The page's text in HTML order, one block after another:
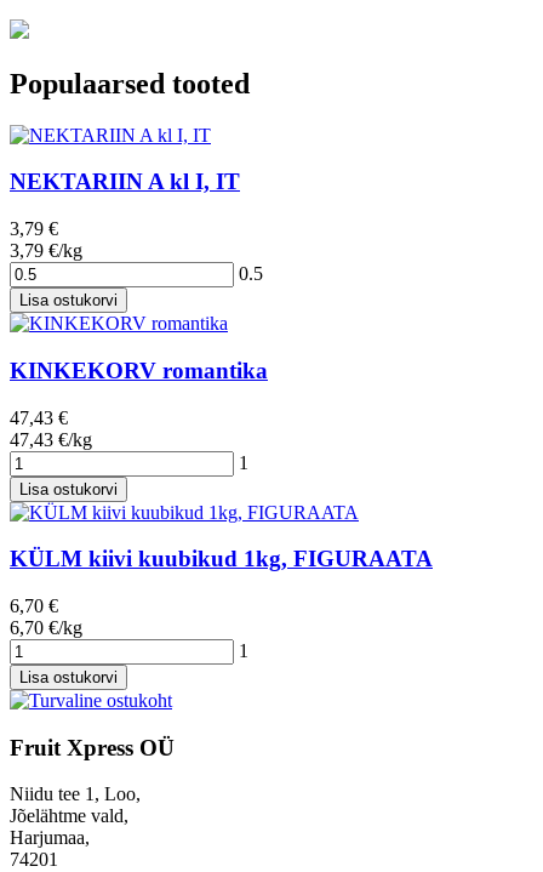
Populaarsed tooted
NEKTARIIN A kl I, IT
3,79 €
3,79 €/kg
0.5
Lisa ostukorvi
KINKEKORV romantika
47,43 €
47,43 €/kg
1
Lisa ostukorvi
KÜLM kiivi kuubikud 1kg, FIGURAATA
6,70 €
6,70 €/kg
1
Lisa ostukorvi
Fruit Xpress OÜ
Niidu tee 1, Loo,
Jõelähtme vald,
Harjumaa,
74201